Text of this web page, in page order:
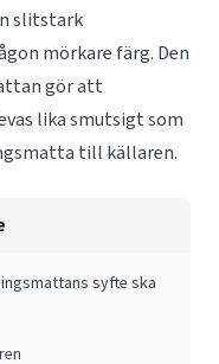
slitstark
mörkare färg. Den
gör att
lika smutsigt som
till källaren.
syfte ska